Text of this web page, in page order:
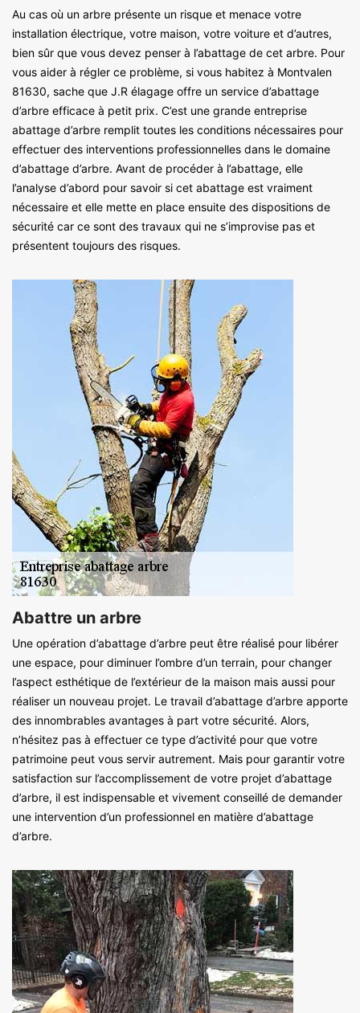
Au cas où un arbre présente un risque et menace votre
installation électrique, votre maison, votre voiture et d’autres,
bien sûr que vous devez penser à l’abattage de cet arbre. Pour
vous aider à régler ce problème, si vous habitez à Montvalen
81630, sache que J.R élagage offre un service d’abattage
d’arbre efficace à petit prix. C’est une grande entreprise
abattage d’arbre remplit toutes les conditions nécessaires pour
effectuer des interventions professionnelles dans le domaine
d’abattage d’arbre. Avant de procéder à l’abattage, elle
l’analyse d’abord pour savoir si cet abattage est vraiment
nécessaire et elle mette en place ensuite des dispositions de
sécurité car ce sont des travaux qui ne s’improvise pas et
présentent toujours des risques.
Abattre un arbre
Une opération d’abattage d’arbre peut être réalisé pour libérer
une espace, pour diminuer l’ombre d’un terrain, pour changer
l’aspect esthétique de l’extérieur de la maison mais aussi pour
réaliser un nouveau projet. Le travail d’abattage d’arbre apporte
des innombrables avantages à part votre sécurité. Alors,
n’hésitez pas à effectuer ce type d’activité pour que votre
patrimoine peut vous servir autrement. Mais pour garantir votre
satisfaction sur l’accomplissement de votre projet d’abattage
d’arbre, il est indispensable et vivement conseillé de demander
une intervention d’un professionnel en matière d’abattage
d’arbre.